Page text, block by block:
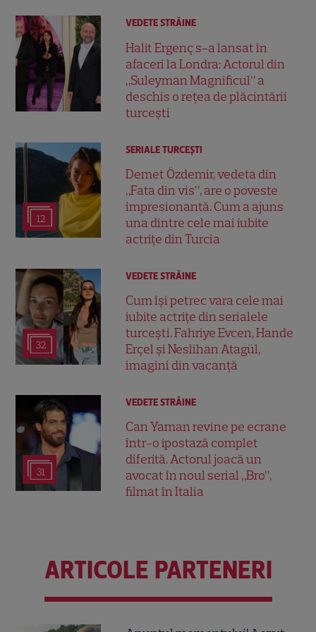
VEDETE STRĂINE
Halit Ergenç s-a lansat în
afaceri la Londra: Actorul din
„Suleyman Magnificul” a
deschis o rețea de plăcintării
turcești
12
SERIALE TURCEŞTI
Demet Özdemir, vedeta din
„Fata din vis”, are o poveste
impresionantă. Cum a ajuns
una dintre cele mai iubite
actrițe din Turcia
32
VEDETE STRĂINE
Cum își petrec vara cele mai
iubite actrițe din serialele
turcești. Fahriye Evcen, Hande
Erçel și Neslihan Atagül,
imagini din vacanță
31
VEDETE STRĂINE
Can Yaman revine pe ecrane
într-o ipostază complet
diferită. Actorul joacă un
avocat în noul serial „Bro”,
filmat în Italia
ARTICOLE PARTENERI